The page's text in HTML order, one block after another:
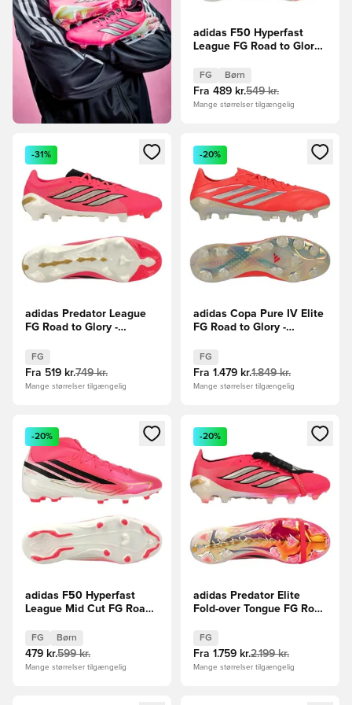
adidas F50 Hyperfast
League FG Road to Glory -
FG Børn
Fra 489 kr.549 kr.
Mange størrelser tilgængelig
Åbner en Modal til at logge ind eller tilmelde dig som
-31%
adidas Predator League
FG Road to Glory -
FG
Fra 519 kr.749 kr.
Mange størrelser tilgængelig
Åbner en Modal til at logge
-20%
adidas Copa Pure IV Elite
FG Road to Glory -
FG
Fra 1.479 kr.1.849 kr.
Mange størrelser tilgængelig
Åbner en Modal til at logge ind eller tilmelde dig som
-20%
adidas F50 Hyperfast
League Mid Cut FG Road
Børn
FG Børn
479 kr.599 kr.
Mange størrelser tilgængelig
Åbner en Modal til at logge
-20%
adidas Predator Elite
Fold-over Tongue FG Road
FG
Fra 1.759 kr.2.199 kr.
Mange størrelser tilgængelig